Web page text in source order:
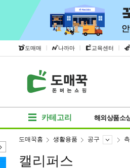
도매매 | 나까마 | 교육센터 |
카테고리 해외상품소
도매꾹홈 생활용품 공구
캘리퍼스